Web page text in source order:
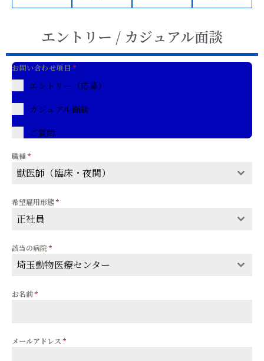
エントリー / カジュアル面談
お問い合わせ項目 *
エントリー（応募）
カジュアル面談
ご質問
職種*
獣医師（臨床・夜間）
希望雇用形態*
正社員
該当の病院*
埼玉動物医療センター
お名前*
メールアドレス *